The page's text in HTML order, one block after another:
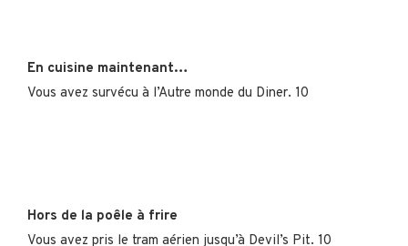
En cuisine maintenant…
Vous avez survécu à l’Autre monde du Diner. 10
Hors de la poêle à frire
Vous avez pris le tram aérien jusqu’à Devil’s Pit. 10